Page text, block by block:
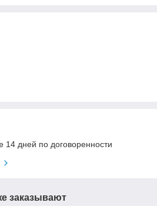
14 дней по договоренности
заказывают